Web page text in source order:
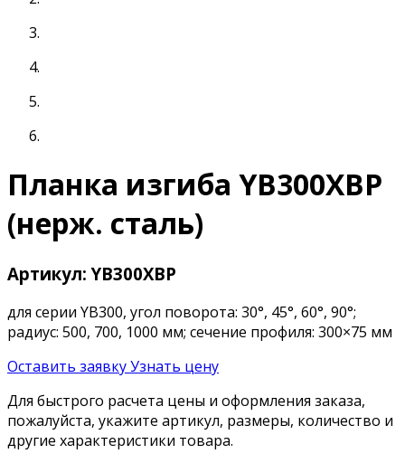
Планка изгиба YB300XBP
(нерж. сталь)
Артикул: YB300XBP
для серии YB300, угол поворота: 30°, 45°, 60°, 90°;
радиус: 500, 700, 1000 мм; сечение профиля: 300×75 мм
Оставить заявкуУзнать цену
Для быстрого расчета цены и оформления заказа,
пожалуйста, укажите артикул, размеры, количество и
другие характеристики товара.